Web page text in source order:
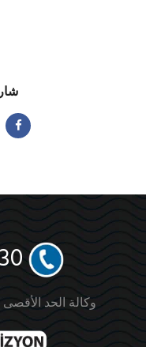
33
وكالة الحد الأقصى